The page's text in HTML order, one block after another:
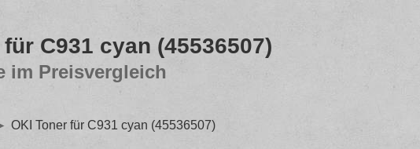
C931 cyan (45536507)
im Preisvergleich
OKI Toner für C931 cyan (45536507)